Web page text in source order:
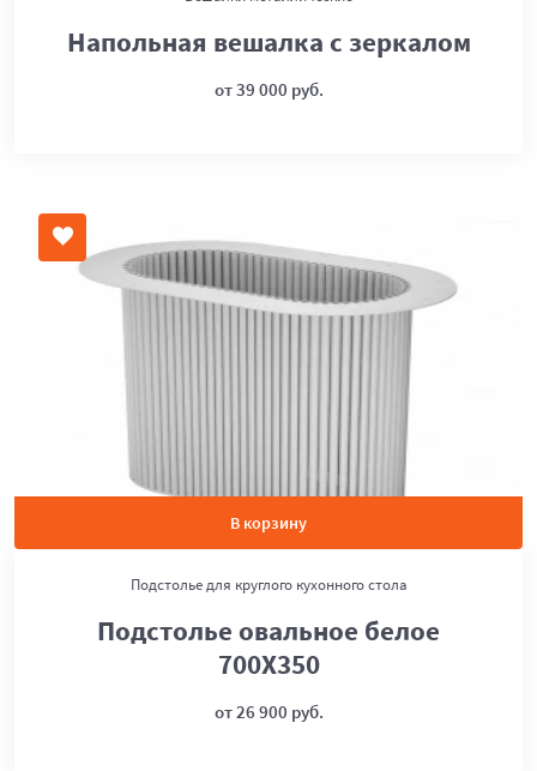
Напольная вешалка с зеркалом
от 39 000 руб.
В корзину
Подстолье для круглого кухонного стола
Подстолье овальное белое
700Х350
от 26 900 руб.